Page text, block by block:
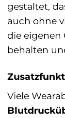
gestaltet,
auch ohne
die
behalten
Viele